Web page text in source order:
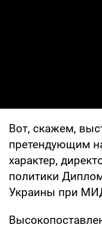
Вот, скажем,
претендующим
характер,
политики
Украины при